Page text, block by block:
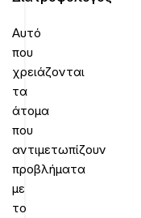
Αυτό
που
χρειάζονται
τα
άτομα
που
αντιμετωπίζουν
προβλήματα
με
το